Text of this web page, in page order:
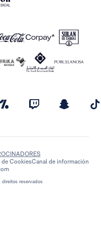
reservados
CookiesCanal de información